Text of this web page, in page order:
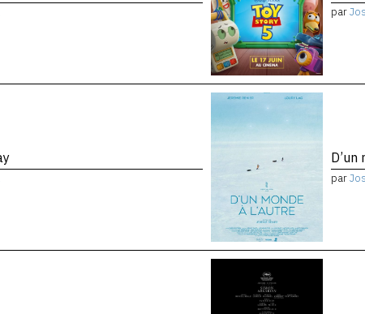
par
D’un
par